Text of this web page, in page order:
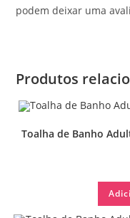
podem deixar uma
Produtos
Toalha de Banho